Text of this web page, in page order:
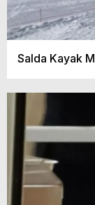
Salda Kayak